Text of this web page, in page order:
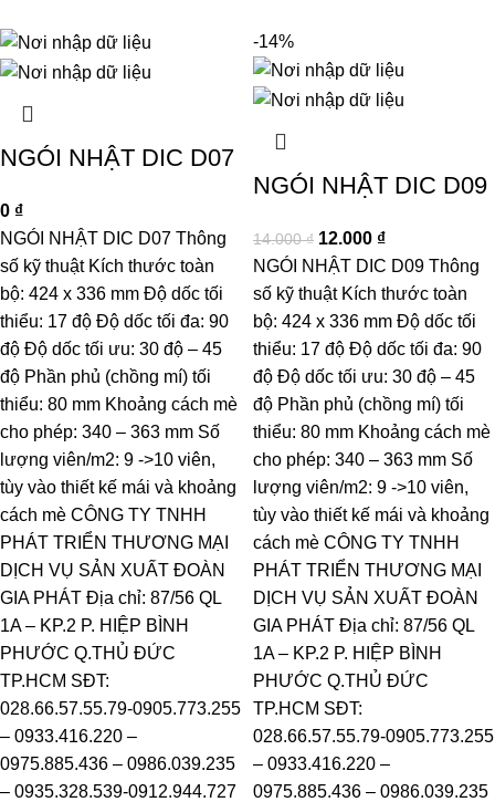
NGÓI NHẬT DIC D07
0 ₫
NGÓI NHẬT DIC D07 Thông
số kỹ thuật Kích thước toàn
bộ: 424 x 336 mm Độ dốc tối
thiểu: 17 độ Độ dốc tối đa: 90
độ Độ dốc tối ưu: 30 độ – 45
độ Phần phủ (chồng mí) tối
thiểu: 80 mm Khoảng cách mè
cho phép: 340 – 363 mm Số
lượng viên/m2: 9 ->10 viên,
tùy vào thiết kế mái và khoảng
cách mè CÔNG TY TNHH
PHÁT TRIỂN THƯƠNG MẠI
DỊCH VỤ SẢN XUẤT ĐOÀN
GIA PHÁT Địa chỉ: 87/56 QL
1A – KP.2 P. HIỆP BÌNH
PHƯỚC Q.THỦ ĐỨC
TP.HCM SĐT:
028.66.57.55.79-0905.773.255
– 0933.416.220 –
0975.885.436 – 0986.039.235
– 0935.328.539-0912.944.727
-14%
NGÓI NHẬT DIC D09
14.000₫ 12.000 ₫
NGÓI NHẬT DIC D09 Thông
số kỹ thuật Kích thước toàn
bộ: 424 x 336 mm Độ dốc tối
thiểu: 17 độ Độ dốc tối đa: 90
độ Độ dốc tối ưu: 30 độ – 45
độ Phần phủ (chồng mí) tối
thiểu: 80 mm Khoảng cách mè
cho phép: 340 – 363 mm Số
lượng viên/m2: 9 ->10 viên,
tùy vào thiết kế mái và khoảng
cách mè CÔNG TY TNHH
PHÁT TRIỂN THƯƠNG MẠI
DỊCH VỤ SẢN XUẤT ĐOÀN
GIA PHÁT Địa chỉ: 87/56 QL
1A – KP.2 P. HIỆP BÌNH
PHƯỚC Q.THỦ ĐỨC
TP.HCM SĐT:
028.66.57.55.79-0905.773.255
– 0933.416.220 –
0975.885.436 – 0986.039.235